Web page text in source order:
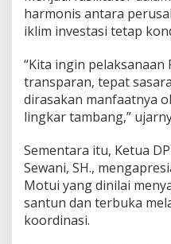
harmonis antara
iklim investasi tetap
“Kita ingin pelaksanaan
transparan, tepat
dirasakan manfaatnya
lingkar tambang,”
Sementara itu, Ketua
Sewani, SH.,
Motui yang dinilai
santun dan terbuka
koordinasi.